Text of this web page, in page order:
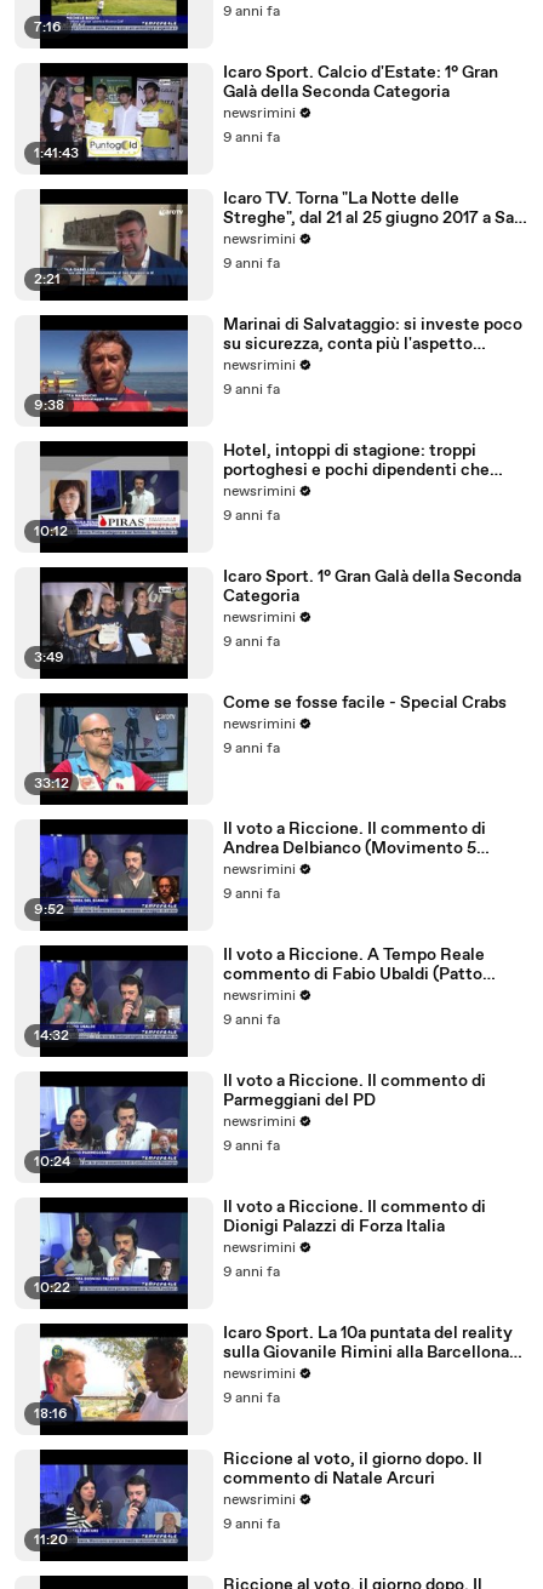
7:16
9 anni fa
1:41:43
Icaro Sport. Calcio d'Estate: 1° Gran
Galà della Seconda Categoria
newsrimini
9 anni fa
2:21
Icaro TV. Torna "La Notte delle
Streghe", dal 21 al 25 giugno 2017 a San
Giovanni in M
newsrimini
9 anni fa
9:38
Marinai di Salvataggio: si investe poco
su sicurezza, conta più l'aspetto
economico
newsrimini
9 anni fa
10:12
Hotel, intoppi di stagione: troppi
portoghesi e pochi dipendenti che
parlano tedesco
newsrimini
9 anni fa
3:49
Icaro Sport. 1° Gran Galà della Seconda
Categoria
newsrimini
9 anni fa
33:12
Come se fosse facile - Special Crabs
newsrimini
9 anni fa
9:52
Il voto a Riccione. Il commento di
Andrea Delbianco (Movimento 5
Stelle)
newsrimini
9 anni fa
14:32
Il voto a Riccione. A Tempo Reale
commento di Fabio Ubaldi (Patto
Civico Riccione)
newsrimini
9 anni fa
10:24
Il voto a Riccione. Il commento di
Parmeggiani del PD
newsrimini
9 anni fa
10:22
Il voto a Riccione. Il commento di
Dionigi Palazzi di Forza Italia
newsrimini
9 anni fa
18:16
Icaro Sport. La 10a puntata del reality
sulla Giovanile Rimini alla Barcellona
Professional Cup
newsrimini
9 anni fa
11:20
Riccione al voto, il giorno dopo. Il
commento di Natale Arcuri
newsrimini
9 anni fa